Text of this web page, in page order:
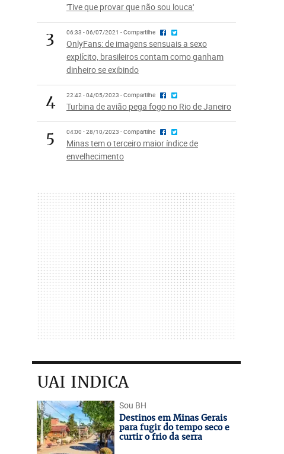
'Tive que provar que não sou louca'
3 06:33 - 06/07/2021 - Compartilhe
OnlyFans: de imagens sensuais a sexo
explícito, brasileiros contam como ganham
dinheiro se exibindo
4 22:42 - 04/05/2023 - Compartilhe
Turbina de avião pega fogo no Rio de Janeiro
5 04:00 - 28/10/2023 - Compartilhe
Minas tem o terceiro maior índice de
envelhecimento
UAI INDICA
Sou BH
Destinos em Minas Gerais
para fugir do tempo seco e
curtir o frio da serra